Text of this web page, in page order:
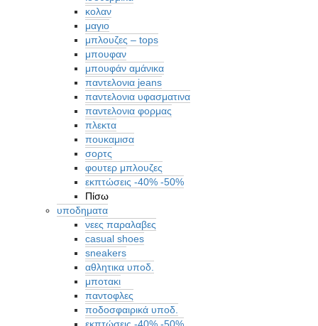
κολαν
μαγιο
μπλουζες – tops
μπουφαν
μπουφάν αμάνικα
παντελονια jeans
παντελονια υφασματινα
παντελονια φορμας
πλεκτα
πουκαμισα
σορτς
φουτερ μπλουζες
εκπτώσεις -40% -50%
Πίσω
υποδηματα
νεες παραλαβες
casual shoes
sneakers
αθλητικα υποδ.
μποτακι
παντοφλες
ποδοσφαιρικά υποδ.
εκπτώσεις -40% -50%